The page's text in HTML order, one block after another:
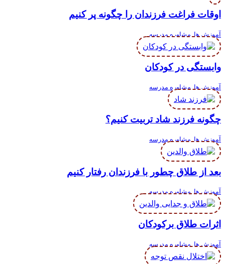
اوقات فراغت فرزندان را چگونه پر کنیم
آموزش ها, مشاوره مدرسه
وابستگی در کودکان
آموزش ها مشاوره مدرسه
چگونه فرزند شاد تربیت کنیم؟
آموزش ها مشاوره مدرسه
بعد از طلاق چطور با فرزندان رفتار کنیم
آموزش ها ,مشاوره مدرسه
اثرات طلاق برکودکان
آموزش ها مشاوره مدرسه